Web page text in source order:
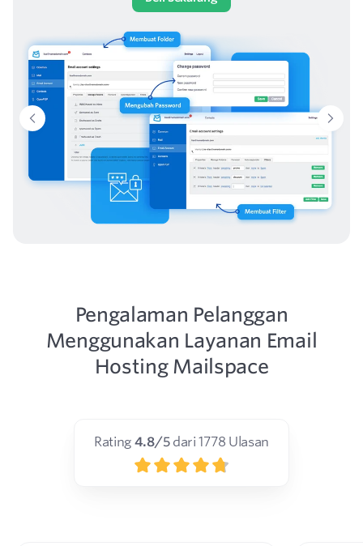
Pengalaman Pelanggan
Menggunakan Layanan Email
Hosting Mailspace
Rating 4.8/5dari1778 Ulasan